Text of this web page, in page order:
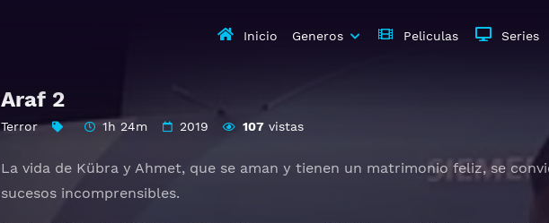
Inicio Generos Peliculas Series
Araf 2
Terror 1h 24m 2019 107vistas
La vida de Kübra y Ahmet, que se aman y tienen un matrimonio feliz, se
sucesos incomprensibles.